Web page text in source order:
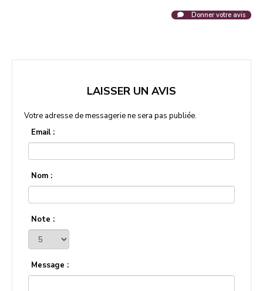
Donner votre avis
LAISSER UN AVIS
Votre adresse de messagerie ne sera pas publiée.
Email :
Nom :
Note :
Message :